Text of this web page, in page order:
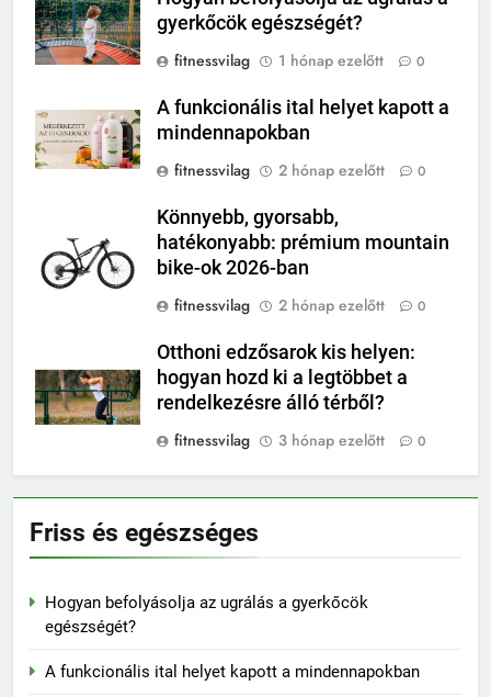
gyerkőcök egészségét?
fitnessvilag
1 hónap ezelőtt 0
A funkcionális ital helyet kapott a
mindennapokban
fitnessvilag
2 hónap ezelőtt 0
Könnyebb, gyorsabb,
hatékonyabb: prémium mountain
bike-ok 2026-ban
fitnessvilag
2 hónap ezelőtt 0
Otthoni edzősarok kis helyen:
hogyan hozd ki a legtöbbet a
rendelkezésre álló térből?
fitnessvilag
3 hónap ezelőtt 0
Friss és egészséges
Hogyan befolyásolja az ugrálás a gyerkőcök
egészségét?
A funkcionális ital helyet kapott a mindennapokban